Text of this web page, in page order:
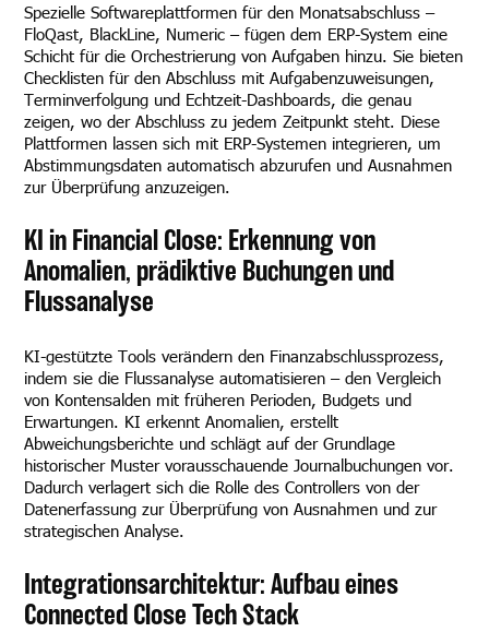
Spezielle Softwareplattformen für den Monatsabschluss –
FloQast, BlackLine, Numeric – fügen dem ERP-System eine
Schicht für die Orchestrierung von Aufgaben hinzu. Sie bieten
Checklisten für den Abschluss mit Aufgabenzuweisungen,
Terminverfolgung und Echtzeit-Dashboards, die genau
zeigen, wo der Abschluss zu jedem Zeitpunkt steht. Diese
Plattformen lassen sich mit ERP-Systemen integrieren, um
Abstimmungsdaten automatisch abzurufen und Ausnahmen
zur Überprüfung anzuzeigen.
KI in Financial Close: Erkennung von
Anomalien, prädiktive Buchungen und
Flussanalyse
KI-gestützte Tools verändern den Finanzabschlussprozess,
indem sie die Flussanalyse automatisieren – den Vergleich
von Kontensalden mit früheren Perioden, Budgets und
Erwartungen. KI erkennt Anomalien, erstellt
Abweichungsberichte und schlägt auf der Grundlage
historischer Muster vorausschauende Journalbuchungen vor.
Dadurch verlagert sich die Rolle des Controllers von der
Datenerfassung zur Überprüfung von Ausnahmen und zur
strategischen Analyse.
Integrationsarchitektur: Aufbau eines
Connected Close Tech Stack